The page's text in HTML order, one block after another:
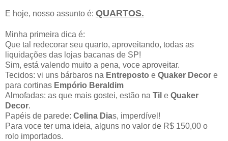
E hoje, nosso assunto é: QUARTOS.
Minha primeira dica é:
Que tal redecorar seu quarto, aproveitando, todas as
liquidações das lojas bacanas de SP!
Sim, está valendo muito a pena, voce aproveitar.
Tecidos: vi uns bárbaros na Entreposto e Quaker Decor e
para cortinas Empório Beraldim
Almofadas: as que mais gostei, estão na Til e Quaker
Decor.
Papéis de parede: Celina Dias, imperdível!
Para voce ter uma ideia, alguns no valor de R$ 150,00 o
rolo importados.